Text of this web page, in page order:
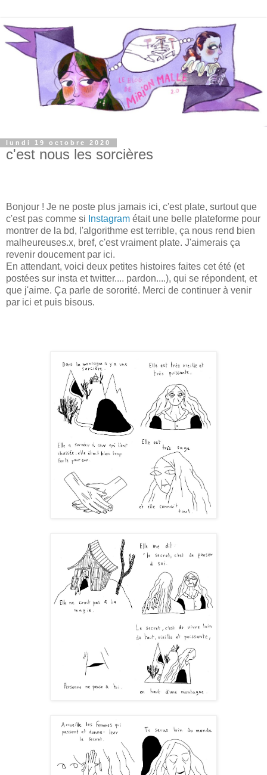
lundi 19 octobre 2020
c'est nous les sorcières
Bonjour ! Je ne poste plus jamais ici, c'est plate, surtout que
c'est pas comme si Instagram était une belle plateforme pour
montrer de la bd, l'algorithme est terrible, ça nous rend bien
malheureuses.x, bref, c'est vraiment plate. J'aimerais ça
revenir doucement par ici.
En attendant, voici deux petites histoires faites cet été (et
postées sur insta et twitter.... pardon....), qui se répondent, et
que j'aime. Ça parle de sororité. Merci de continuer à venir
par ici et puis bisous.